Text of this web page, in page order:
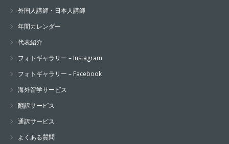
外国人講師・日本人講師
年間カレンダー
代表紹介
フォトギャラリー – Instagram
フォトギャラリー – Facebook
海外留学サービス
翻訳サービス
通訳サービス
よくある質問